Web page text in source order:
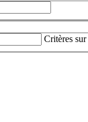
Critères sur